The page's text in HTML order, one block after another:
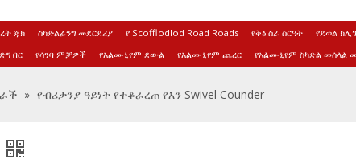
ጃክ ስካድልፊንግ መደርደሪያ የ Scofflodlod Road Roads የቅፅ ስራ ስርዓት የደወል
በር የሳንባ ምቻዎች የአልሙኒየም ደውል የአልሙኒየም ጨረር የአልሙኒየም ስካድል መሰላል
» የብሪታንያ ዓይነት የተቆራረጠ የእን Swivel Counder